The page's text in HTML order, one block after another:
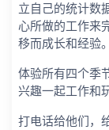
立自己的统计数
心所做的工作来
移而成长和经验。
体验所有四个季
兴趣一起工作和
打电话给他们，